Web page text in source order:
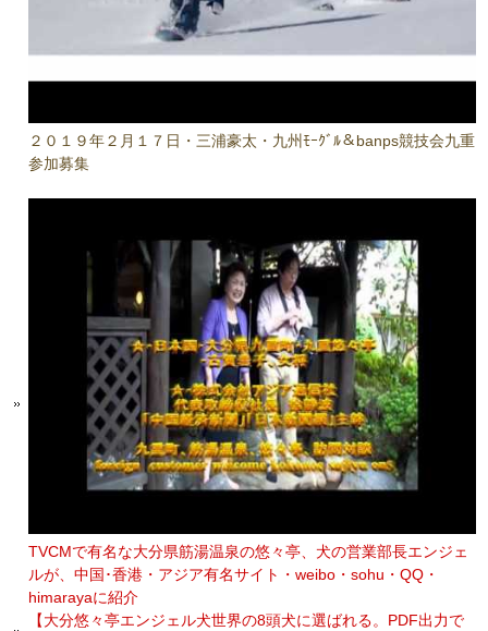
２０１９年２月１７日・三浦豪太・九州ﾓｰｸﾞﾙ＆banps競技会九重
参加募集
TVCMで有名な大分県筋湯温泉の悠々亭、犬の営業部長エンジェ
ルが、中国･香港・アジア有名サイト・weibo・sohu・QQ・
himarayaに紹介
【大分悠々亭エンジェル犬世界の8頭犬に選ばれる。PDF出力で